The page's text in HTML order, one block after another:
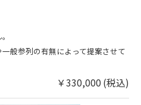
般参列の有無によって提案させて
￥330,000 (税込)